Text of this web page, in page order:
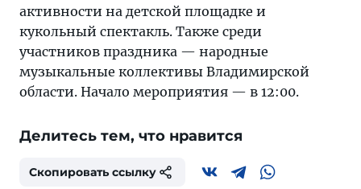
активности на детской площадке и
кукольный спектакль. Также среди
участников праздника — народные
музыкальные коллективы Владимирской
области. Начало мероприятия — в 12:00.
Делитесь тем, что нравится
Скопировать ссылку